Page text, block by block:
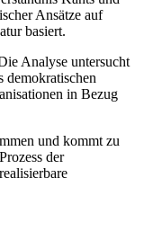
Ansätze auf
basiert.
Analyse untersucht
demokratischen
in Bezug
und kommt zu
der